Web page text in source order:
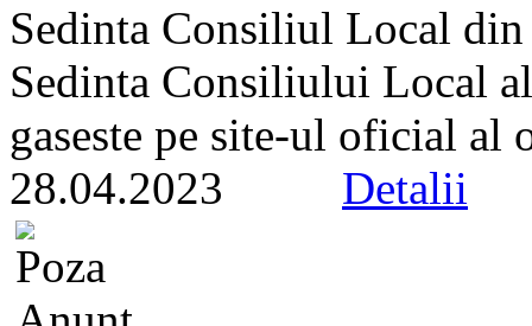
Sedinta Consiliul Local
Sedinta Consiliului Local
gaseste pe site-ul oficial al
28.04.2023 Detalii